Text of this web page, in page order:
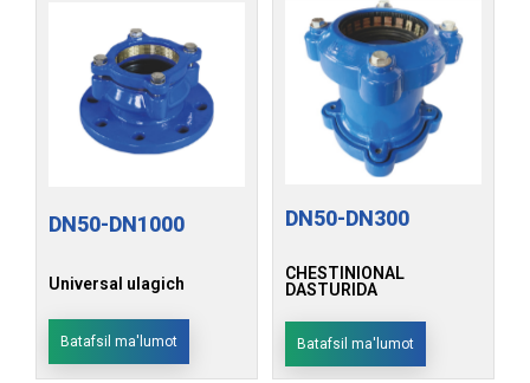
DN50-DN1000
Universal ulagich
Batafsil ma'lumot
DN50-DN300
CHESTINIONAL
DASTURIDA
Batafsil ma'lumot